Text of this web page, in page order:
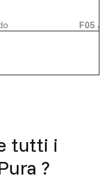
F05 /
tutti i
?